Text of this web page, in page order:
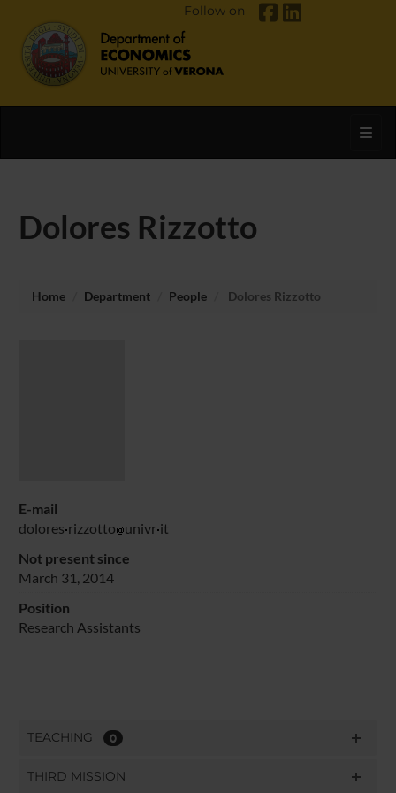
Follow on
Dolores Rizzotto
Home Department People Dolores Rizzotto
E-mail
dolores rizzotto univr it
Not present since
March 31, 2014
Position
Research Assistants
TEACHING 0
THIRD MISSION